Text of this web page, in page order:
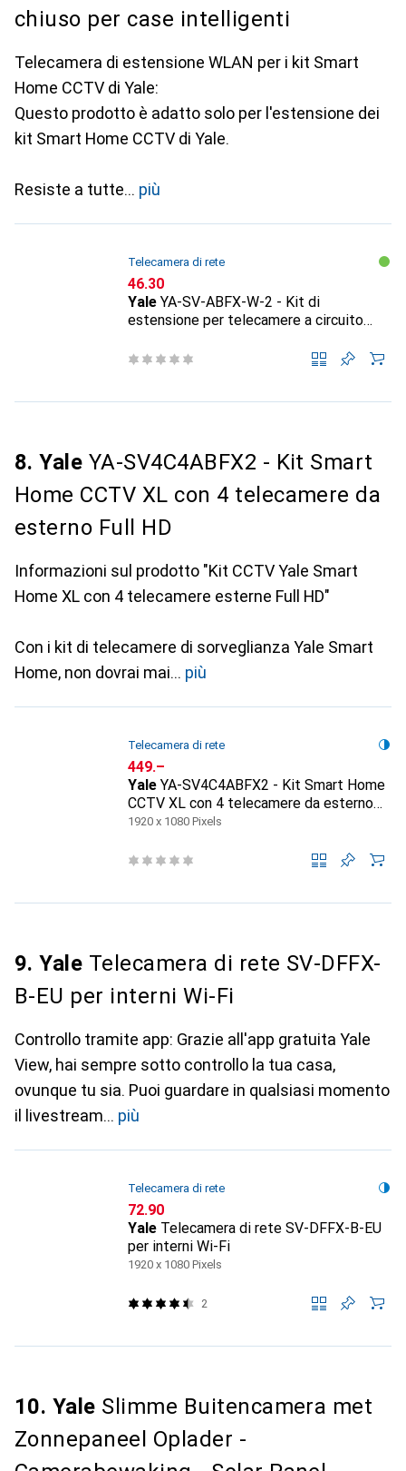
chiuso per case intelligenti
Telecamera di estensione WLAN per i kit Smart
Home CCTV di Yale:
Questo prodotto è adatto solo per l'estensione dei
kit Smart Home CCTV di Yale.
Resiste a tutte più
Telecamera di rete
CHF
46.30
Yale YA-SV-ABFX-W-2 - Kit di
estensione per telecamere a circuito
8. Yale YA-SV4C4ABFX2 - Kit Smart
Home CCTV XL con 4 telecamere da
esterno Full HD
Informazioni sul prodotto "Kit CCTV Yale Smart
Home XL con 4 telecamere esterne Full HD"
Con i kit di telecamere di sorveglianza Yale Smart
Home, non dovrai mai
più
Telecamera di rete
CHF
449.–
Yale YA-SV4C4ABFX2 - Kit Smart Home
CCTV XL con 4 telecamere da esterno
Full HD
1920 x 1080 Pixels
9. Yale Telecamera di rete SV-DFFX-
B-EU per interni Wi-Fi
Controllo tramite app: Grazie all'app gratuita Yale
View, hai sempre sotto controllo la tua casa,
ovunque tu sia. Puoi guardare in qualsiasi momento
il livestream
più
Telecamera di rete
CHF
72.90
Yale Telecamera di rete SV-DFFX-B-EU
per interni Wi-Fi
1920 x 1080 Pixels
2
10. Yale Slimme Buitencamera met
Zonnepaneel Oplader -